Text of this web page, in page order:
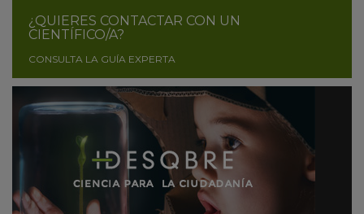
¿QUIERES CONTACTAR CON UN
CIENTÍFICO/A?
CONSULTA LA GUÍA EXPERTA